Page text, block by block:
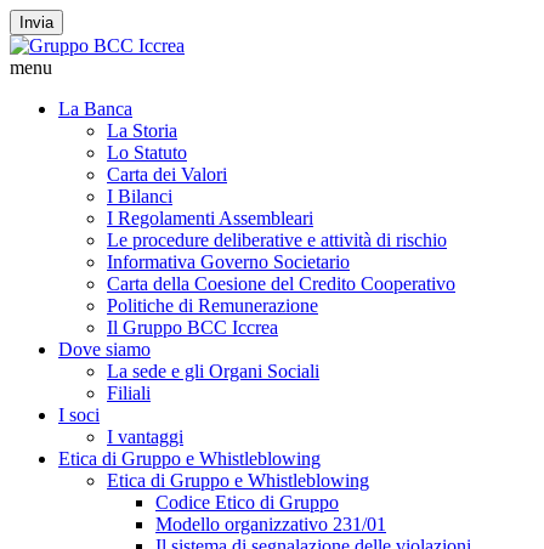
Invia
menu
La Banca
La Storia
Lo Statuto
Carta dei Valori
I Bilanci
I Regolamenti Assembleari
Le procedure deliberative e attività di rischio
Informativa Governo Societario
Carta della Coesione del Credito Cooperativo
Politiche di Remunerazione
Il Gruppo BCC Iccrea
Dove siamo
La sede e gli Organi Sociali
Filiali
I soci
I vantaggi
Etica di Gruppo e Whistleblowing
Etica di Gruppo e Whistleblowing
Codice Etico di Gruppo
Modello organizzativo 231/01